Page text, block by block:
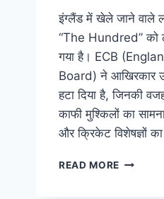
इंग्लैंड में खेले जाने वाले
“The Hundred” को
गया है। ECB
Board) ने आखिरकार
हटा दिया है, जिनकी
काफी मुश्किलों का
और क्रिकेट विशेषज्ञों
READ MORE